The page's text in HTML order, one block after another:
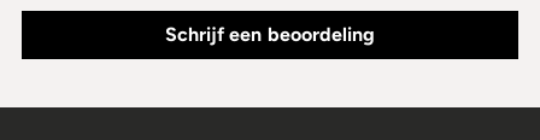
Schrijf een beoordeling